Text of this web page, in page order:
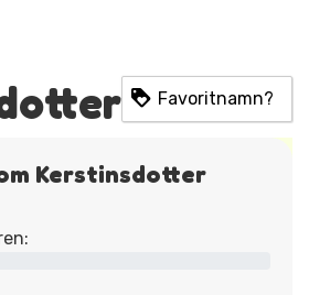
Favoritnamn?
Kerstinsdotter